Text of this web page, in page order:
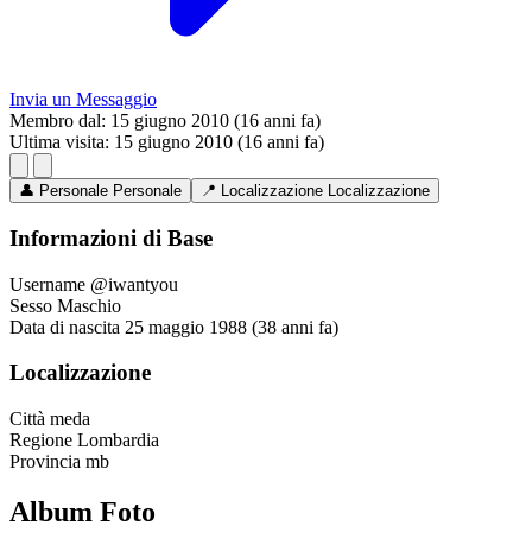
Invia un Messaggio
Membro dal: 15 giugno 2010 (16 anni fa)
Ultima visita: 15 giugno 2010 (16 anni fa)
👤 Personale Personale 📍 Localizzazione Localizzazione
Informazioni di Base
Username @iwantyou
Sesso Maschio
Data di nascita 25 maggio 1988 (38 anni fa)
Localizzazione
Città meda
Regione Lombardia
Provincia mb
Album Foto